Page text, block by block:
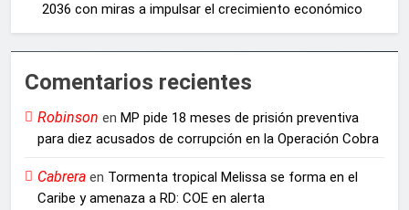
2036 con miras a impulsar el crecimiento económico
Comentarios recientes
Robinson en MP pide 18 meses de prisión preventiva
para diez acusados de corrupción en la Operación Cobra
Cabrera en Tormenta tropical Melissa se forma en el
Caribe y amenaza a RD: COE en alerta